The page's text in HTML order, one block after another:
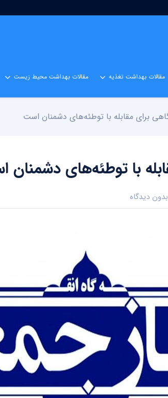
مقالات بهداشت تغذیه مقالات بهداشت محیط زیست
برای مقابله با توطئه‌های دشمنان است
با توطئه‌های
بدون دیدگاه